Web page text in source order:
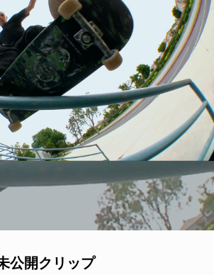
公開クリップ